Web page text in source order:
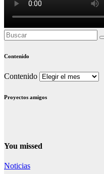
Contenido
Contenido
Proyectos amigos
You missed
Noticias